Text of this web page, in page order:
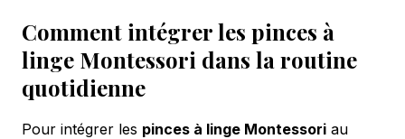
Comment intégrer les pinces à
linge Montessori dans la routine
quotidienne
Pour intégrer les pinces à linge Montessori au